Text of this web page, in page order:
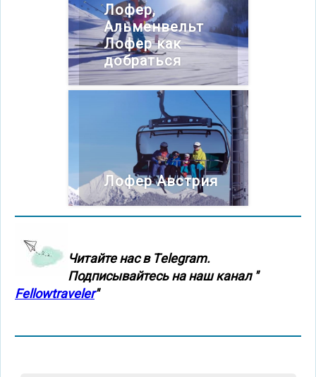
Лофер,
Альменвельт
Лофер как
добраться
Лофер Австрия
Читайте нас в Тelegram.
Подписывайтесь на наш канал "
Fellowtraveler"